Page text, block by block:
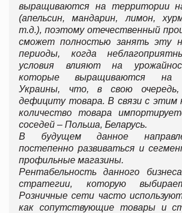
выращиваются на территории
(апельсин, мандарин, лимон,
т.д.), поэтому отечественный
сможет полностью занять эту
периоды, когда
условия влияют на
которые выращиваются на
Украины, что, в свою
дефициту товара. В связи с
количество товара
соседей – Польша, Беларусь.
В будущем данное
постепенно развиваться и
профильные магазины.
Рентабельность данного
стратегии, которую
Розничные сети часто
как сопутствующие товары и